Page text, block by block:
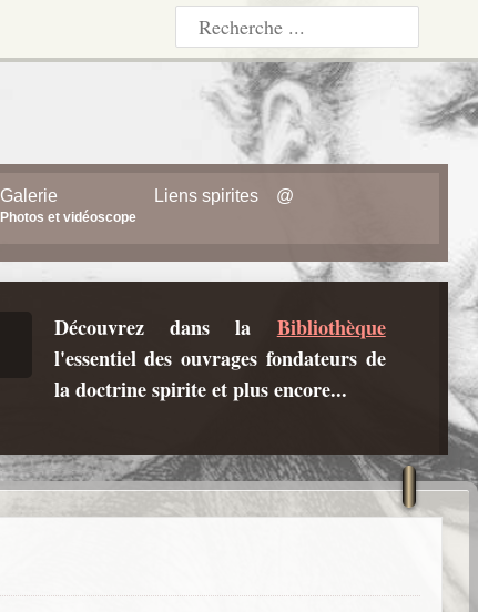
Galerie
Photos et vidéoscope
Liens spirites @
Découvrez dans la Bibliothèque
l'essentiel des ouvrages fondateurs de
la doctrine spirite et plus encore...